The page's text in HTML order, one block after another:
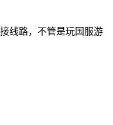
线路，不管是玩国服游